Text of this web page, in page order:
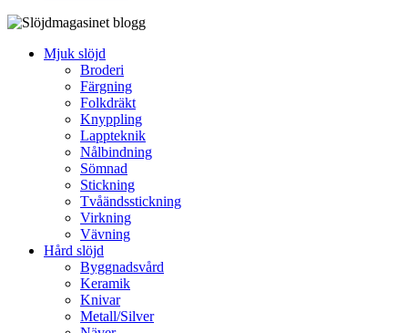
Mjuk slöjd
Broderi
Färgning
Folkdräkt
Knyppling
Lappteknik
Nålbindning
Sömnad
Stickning
Tvåändsstickning
Virkning
Vävning
Hård slöjd
Byggnadsvård
Keramik
Knivar
Metall/Silver